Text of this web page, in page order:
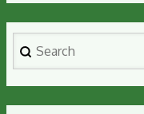
Search